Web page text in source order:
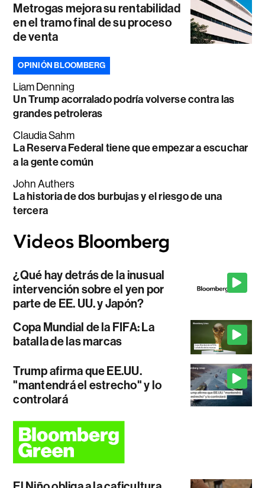
Metrogas mejora su rentabilidad
en el tramo final de su proceso
de venta
OPINIÓN BLOOMBERG
Liam Denning
Un Trump acorralado podría volverse contra las
grandes petroleras
Claudia Sahm
La Reserva Federal tiene que empezar a escuchar
a la gente común
John Authers
La historia de dos burbujas y el riesgo de una
tercera
¿Qué hay detrás de la inusual
intervención sobre el yen por
parte de EE. UU. y Japón?
Copa Mundial de la FIFA: La
batalla de las marcas
Trump afirma que EE.UU.
"mantendrá el estrecho" y lo
controlará